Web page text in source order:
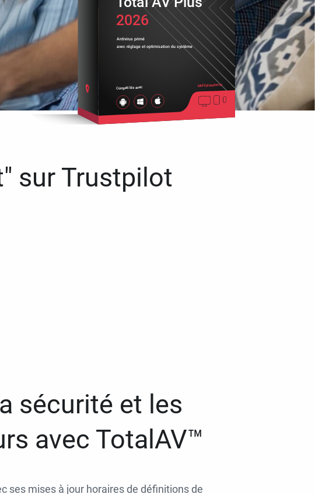
2026
Antivirus primé
avec réglage et optimisation du système
Compatible avec Multiplateforme
sur Trustpilot
sécurité et les
avec TotalAV™
ses mises à jour horaires de définitions de